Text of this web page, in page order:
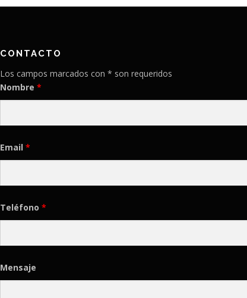
CONTACTO
Los campos marcados con * son requeridos
Nombre *
Email *
Teléfono *
Mensaje